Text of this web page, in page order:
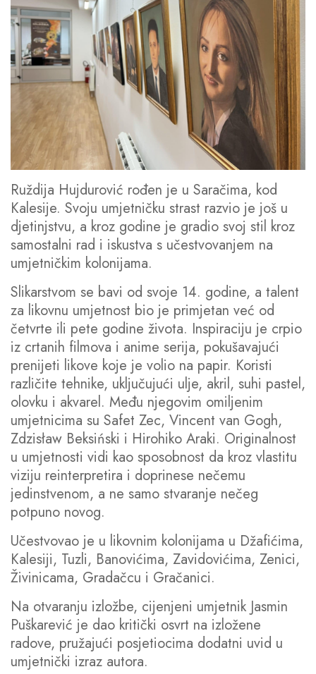
Ruždija Hujdurović rođen je u Saračima, kod
Kalesije. Svoju umjetničku strast razvio je još u
djetinjstvu, a kroz godine je gradio svoj stil kroz
samostalni rad i iskustva s učestvovanjem na
umjetničkim kolonijama.
Slikarstvom se bavi od svoje 14. godine, a talent
za likovnu umjetnost bio je primjetan već od
četvrte ili pete godine života. Inspiraciju je crpio
iz crtanih filmova i anime serija, pokušavajući
prenijeti likove koje je volio na papir. Koristi
različite tehnike, uključujući ulje, akril, suhi pastel,
olovku i akvarel. Među njegovim omiljenim
umjetnicima su Safet Zec, Vincent van Gogh,
Zdzisław Beksiński i Hirohiko Araki. Originalnost
u umjetnosti vidi kao sposobnost da kroz vlastitu
viziju reinterpretira i doprinese nečemu
jedinstvenom, a ne samo stvaranje nečeg
potpuno novog.
Učestvovao je u likovnim kolonijama u Džafićima,
Kalesiji, Tuzli, Banovićima, Zavidovićima, Zenici,
Živinicama, Gradačcu i Gračanici.
Na otvaranju izložbe, cijenjeni umjetnik Jasmin
Puškarević je dao kritički osvrt na izložene
radove, pružajući posjetiocima dodatni uvid u
umjetnički izraz autora.